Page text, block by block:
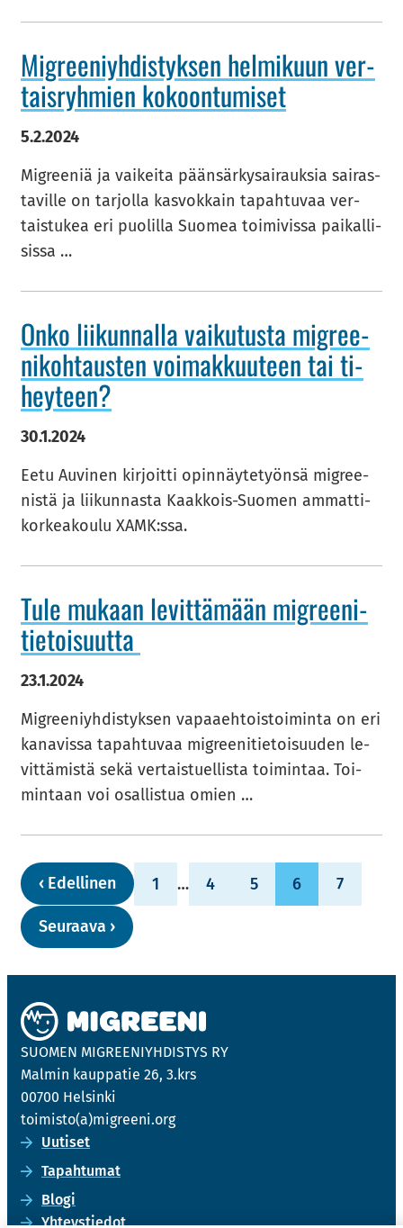
Migree­niyh­dis­tyk­sen hel­mi­kuun ver­
tais­ryh­mien ko­koon­tu­mi­set
5.2.2024
Migree­niä ja vai­kei­ta pään­sär­ky­sai­rauk­sia sai­ras­
ta­vil­le on tar­jol­la kas­vok­kain ta­pah­tu­vaa ver­
tais­tu­kea eri puo­lil­la Suo­mea toi­mi­vis­sa pai­kal­li­
sis­sa …
Onko lii­kun­nal­la vai­ku­tus­ta migree­
ni­koh­taus­ten voi­mak­kuu­teen tai ti­
hey­teen?
30.1.2024
Eetu Au­vi­nen kir­joit­ti opin­näy­te­työn­sä migree­
nis­tä ja lii­kun­nas­ta Kaakkois-​Suomen am­mat­ti­
kor­kea­kou­lu XAMK:ssa.
Tule mu­kaan le­vit­tä­mään migree­ni­
tie­toi­suut­ta
23.1.2024
Migree­niyh­dis­tyk­sen va­paa­eh­tois­toi­min­ta on eri
ka­na­vis­sa ta­pah­tu­vaa migree­ni­tie­toi­suu­den le­
vit­tä­mis­tä sekä ver­tais­tuel­lis­ta toi­min­taa. Toi­
min­taan voi osal­lis­tua omien …
‹ Edel­li­nen 1 … 4 5 6 7
Seu­raa­va ›
SUO­MEN MIGREE­NIYH­DIS­TYS RY
Mal­min kaup­pa­tie 26, 3.krs
00700 Hel­sin­ki
toi­mis­to(a)migree­ni.org
Uu­ti­set
Ta­pah­tu­mat
Blogi
Yh­teys­tie­dot